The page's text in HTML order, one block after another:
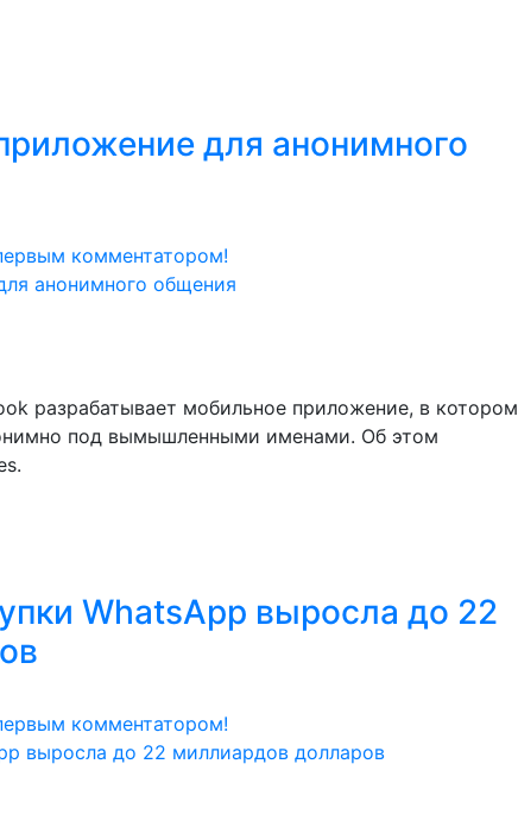
для анонимного
комментатором!
разрабатывает мобильное приложение, в котором
под вымышленными именами. Об этом
WhatsApp выросла до 22
комментатором!